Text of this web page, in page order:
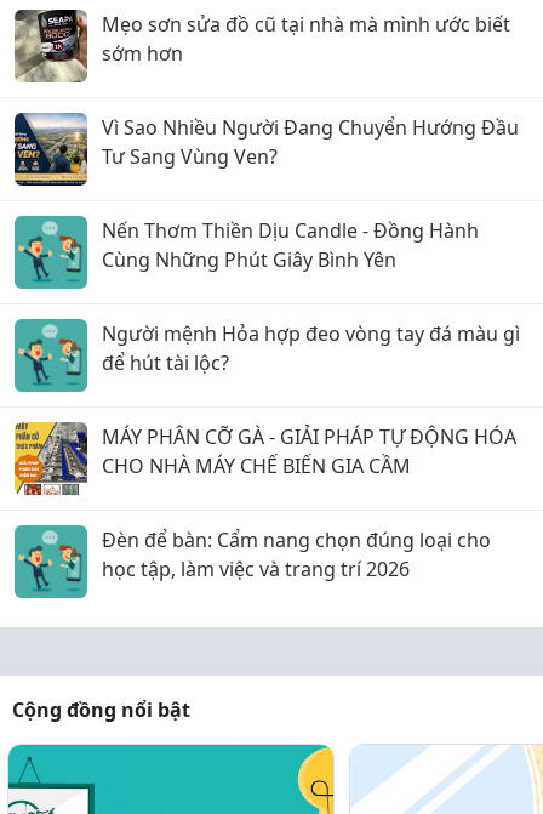
Mẹo sơn sửa đồ cũ tại nhà mà mình ước biết
sớm hơn
Vì Sao Nhiều Người Đang Chuyển Hướng Đầu
Tư Sang Vùng Ven?
Nến Thơm Thiền Dịu Candle - Đồng Hành
Cùng Những Phút Giây Bình Yên
Người mệnh Hỏa hợp đeo vòng tay đá màu gì
để hút tài lộc?
MÁY PHÂN CỠ GÀ - GIẢI PHÁP TỰ ĐỘNG HÓA
CHO NHÀ MÁY CHẾ BIẾN GIA CẦM
Đèn để bàn: Cẩm nang chọn đúng loại cho
học tập, làm việc và trang trí 2026
Cộng đồng nổi bật